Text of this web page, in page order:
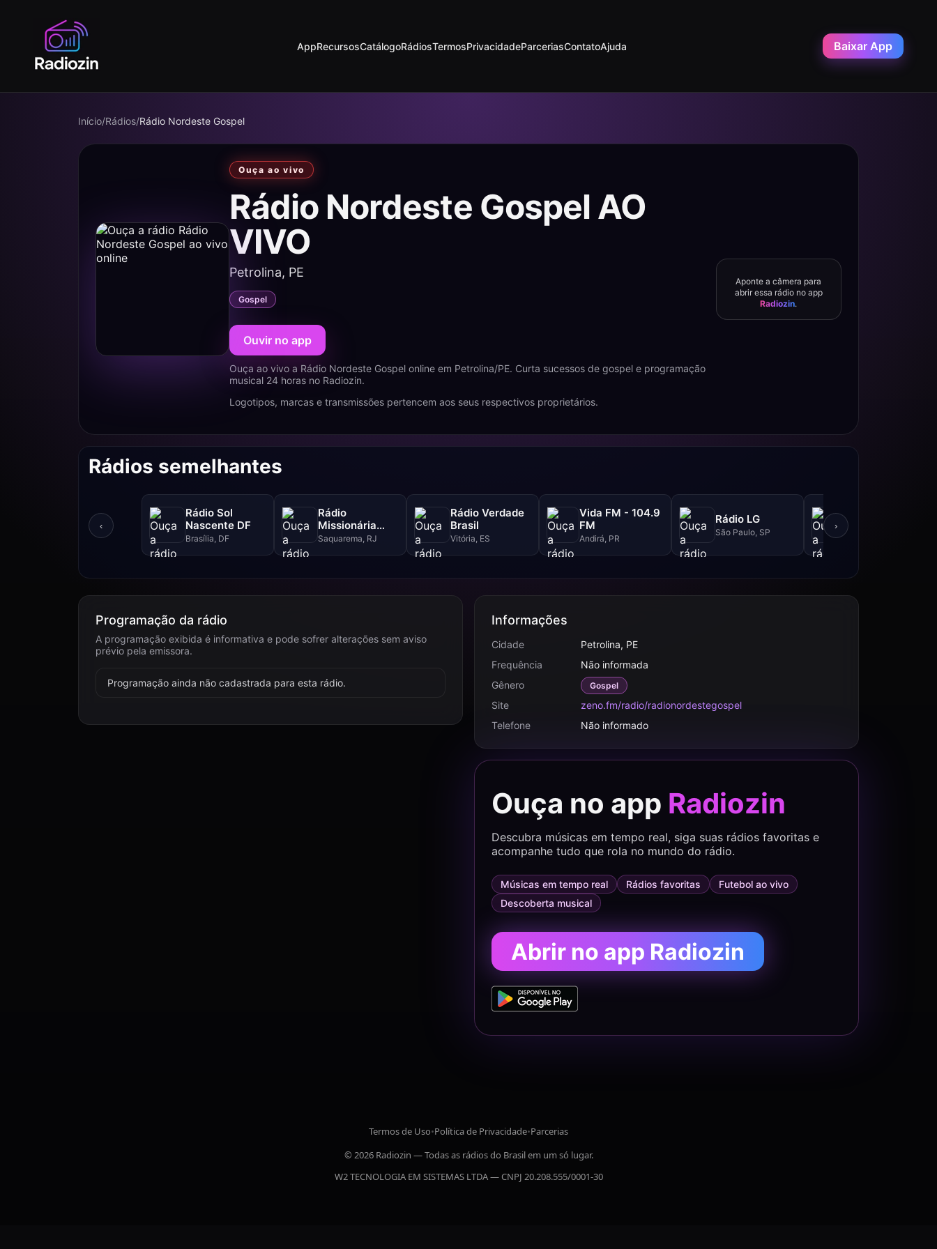
AppRecursosCatálogoRádiosTermosPrivacidadeParceriasContatoAjuda Baixar App
Início/Rádios/Rádio Nordeste Gospel
Ouça ao vivo
Rádio Nordeste Gospel AO
VIVO
Petrolina, PE
Gospel
Ouvir no app
Ouça ao vivo a Rádio Nordeste Gospel online em Petrolina/PE. Curta sucessos de gospel e programação
musical 24 horas no Radiozin.
Logotipos, marcas e transmissões pertencem aos seus respectivos proprietários.
Aponte a câmera para
abrir essa rádio no app
Radiozin.
Rádios semelhantes
‹
Rádio Sol
Nascente DF
Brasília, DF
Rádio
Missionária
Central Gospel
Saquarema, RJ
Rádio Verdade
Brasil
Vitória, ES
Vida FM - 104.9
FM
Andirá, PR
Rádio LG
São Paulo, SP
Curadas
›
Programação da rádio
A programação exibida é informativa e pode sofrer alterações sem aviso
prévio pela emissora.
Programação ainda não cadastrada para esta rádio.
Informações
Cidade
Petrolina, PE
Frequência
Não informada
Gênero
Gospel
Site
zeno.fm/radio/radionordestegospel
Telefone
Não informado
Ouça no app Radiozin
Descubra músicas em tempo real, siga suas rádios favoritas e
acompanhe tudo que rola no mundo do rádio.
Músicas em tempo real Rádios favoritas
Futebol ao vivo
Descoberta musical
Abrir no app Radiozin
Termos de Uso•Política de Privacidade•Parcerias
© 2026 Radiozin — Todas as rádios do Brasil em um só lugar.
W2 TECNOLOGIA EM SISTEMAS LTDA — CNPJ 20.208.555/0001-30